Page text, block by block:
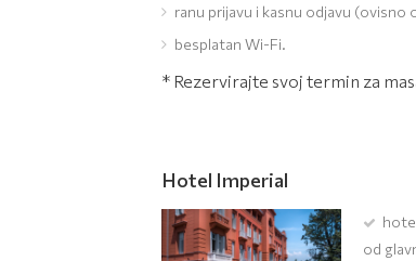
ranu prijavu i kasnu odjavu
besplatan Wi-Fi.
* Rezervirajte svoj termin za
Hotel Imperial
od